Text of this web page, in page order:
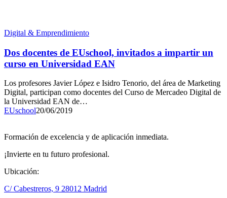
Digital & Emprendimiento
Dos docentes de EUschool, invitados a impartir un
curso en Universidad EAN
Los profesores Javier López e Isidro Tenorio, del área de Marketing
Digital, participan como docentes del Curso de Mercadeo Digital de
la Universidad EAN de…
EUschool20/06/2019
Formación de excelencia y de aplicación inmediata.
¡Invierte en tu futuro profesional.
Ubicación:
C/ Cabestreros, 9 28012 Madrid